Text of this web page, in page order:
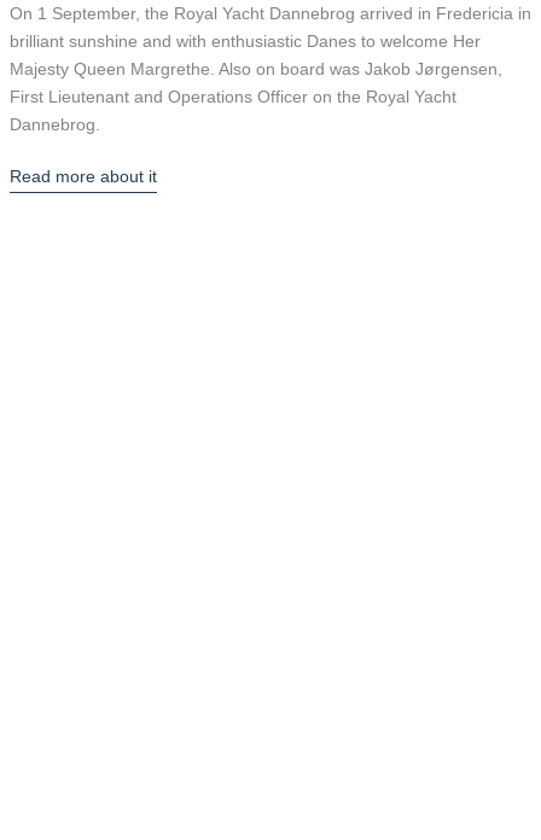
On 1 September, the Royal Yacht Dannebrog arrived in Fredericia in
brilliant sunshine and with enthusiastic Danes to welcome Her
Majesty Queen Margrethe. Also on board was Jakob Jørgensen,
First Lieutenant and Operations Officer on the Royal Yacht
Dannebrog.
Read more about it